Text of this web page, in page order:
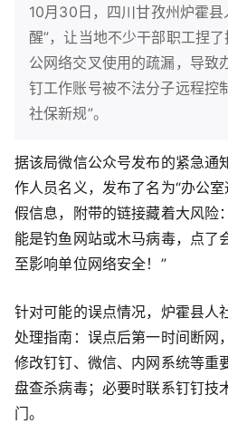
10月30日，四川甘孜州炉霍县
醒”，让当地不少干部职工捏
公网络交叉使用的疏漏，导致
钉工作账号被不法分子远程控
社保新规”。
据该局微信公众号发布的紧急通
作人员名义，发布了名为“办公
假信息，附带的链接藏着大风险
能是钓鱼网站或木马病毒，点了
至影响单位网络安全！”
针对可能的误点情况，炉霍县人
处理指南：误点后第一时间断网
修改钉钉、微信、内网系统等重
盘查杀病毒；必要时联系钉钉技
门。